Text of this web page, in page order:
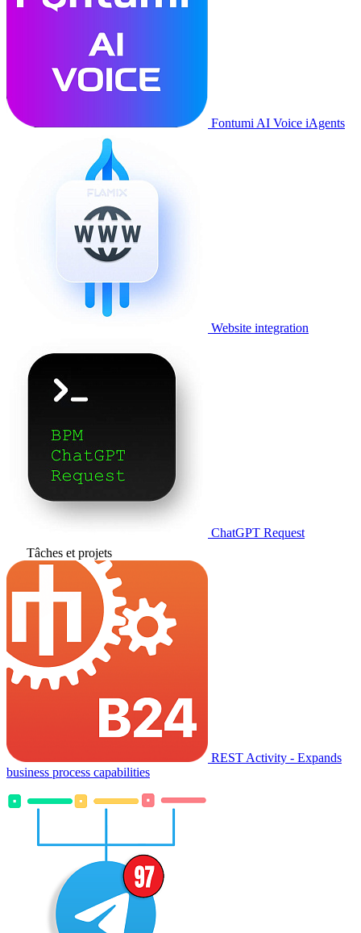
Fontumi AI Voice iAgents
Website integration
ChatGPT Request
Tâches et projets
REST Activity - Expands
business process capabilities